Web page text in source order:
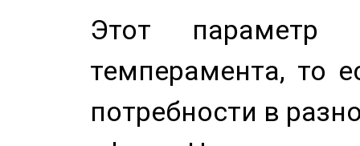
Этот параметр
темперамента, то
потребности в